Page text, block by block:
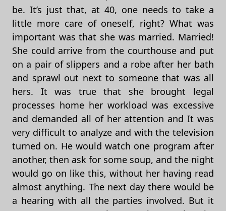
be. It’s just that, at 40, one needs to take a
little more care of oneself, right? What was
important was that she was married. Married!
She could arrive from the courthouse and put
on a pair of slippers and a robe after her bath
and sprawl out next to someone that was all
hers. It was true that she brought legal
processes home her workload was excessive
and demanded all of her attention and It was
very difficult to analyze and with the television
turned on. He would watch one program after
another, then ask for some soup, and the night
would go on like this, without her having read
almost anything. The next day there would be
a hearing with all the parties involved. But it